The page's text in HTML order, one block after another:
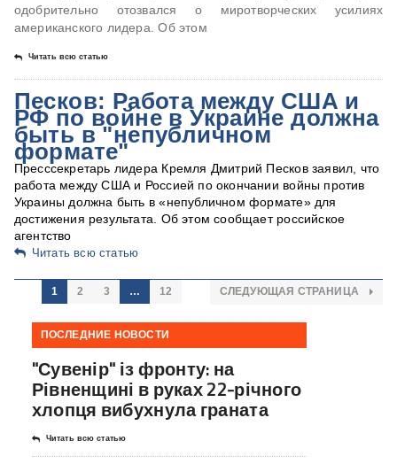
одобрительно отозвался о миротворческих усилиях
американского лидера. Об этом
Читать всю статью
Песков: Работа между США и
РФ по войне в Украине должна
быть в "непубличном
формате"
Пресссекретарь лидера Кремля Дмитрий Песков заявил, что
работа между США и Россией по окончании войны против
Украины должна быть в «непубличном формате» для
достижения результата. Об этом сообщает российское
агентство
Читать всю статью
1 2 3 … 12 СЛЕДУЮЩАЯ СТРАНИЦА
ПОСЛЕДНИЕ НОВОСТИ
"Сувенір" із фронту: на
Рівненщині в руках 22-річного
хлопця вибухнула граната
Читать всю статью